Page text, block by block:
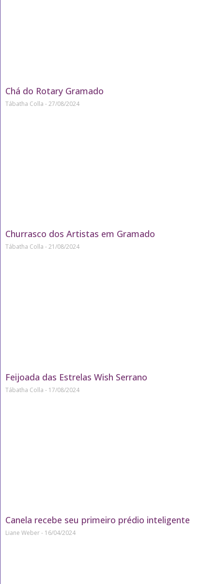
Chá do Rotary Gramado
Tábatha Colla 27/08/2024
Churrasco dos Artistas em Gramado
Tábatha Colla 21/08/2024
Feijoada das Estrelas Wish Serrano
Tábatha Colla 17/08/2024
Canela recebe seu primeiro prédio inteligente
Liane Weber 16/04/2024